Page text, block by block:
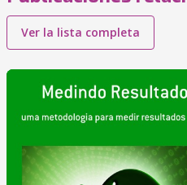
Ver la lista completa